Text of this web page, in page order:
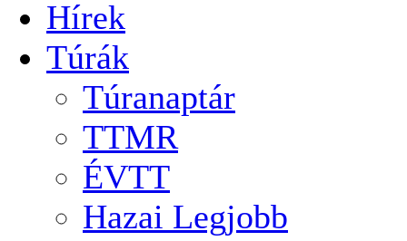
Hírek
Túrák
Túranaptár
TTMR
ÉVTT
Hazai Legjobb